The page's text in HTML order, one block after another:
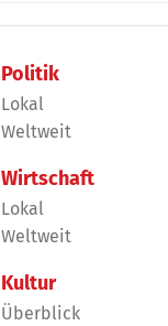
Politik
Lokal
Weltweit
Wirtschaft
Lokal
Weltweit
Kultur
Überblick